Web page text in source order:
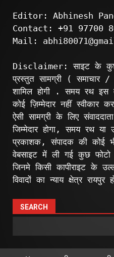
Editor: Abhinesh
Contact: +91 97700
Mail:
Disclaimer: साइट के कुछ
प्रस्तुत सामग्री ( समाचार
शामिल होगी . समय रथ इस
कोई ज़िम्मेदार नहीं स्वीकार
ऐसी सामग्री के लिए
जिम्मेदार होगा, समय रथ
प्रकाशक, संपादक की कोई भी
वेबसाइट में ली गई कुछ
जिनमे किसी कापीराइट के
विवादों का न्याय क्षेत्र रायपुर
SEARCH